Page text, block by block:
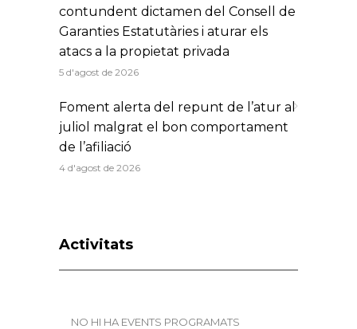
contundent dictamen del Consell de
Garanties Estatutàries i aturar els
atacs a la propietat privada
5 d'agost de 2026
Foment alerta del repunt de l’atur al
juliol malgrat el bon comportament
de l’afiliació
4 d'agost de 2026
Activitats
NO HI HA EVENTS PROGRAMATS